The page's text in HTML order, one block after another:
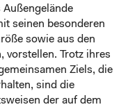
seinen besonderen
sowie aus den
vorstellen. Trotz ihres
Ziels, die
sind die
der auf dem